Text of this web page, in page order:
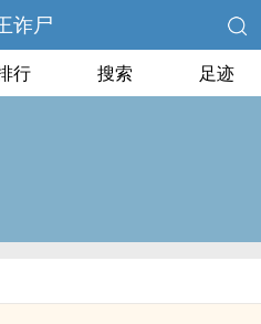
诈尸
行 搜索 足迹